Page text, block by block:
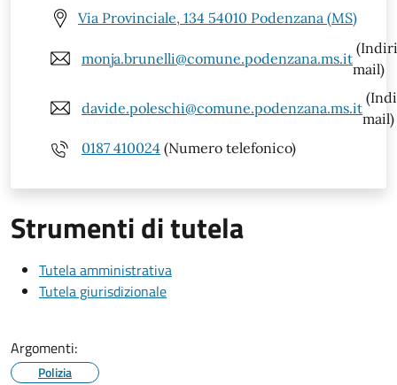
Via Provinciale, 134 54010 Podenzana (MS)
monja.brunelli@comune.podenzana.ms.it
mail)
davide.poleschi@comune.podenzana.ms.it
mail)
0187 410024 (Numero telefonico)
Strumenti di tutela
Tutela amministrativa
Tutela giurisdizionale
Argomenti:
Polizia